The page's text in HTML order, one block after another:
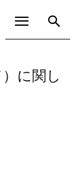
に関し